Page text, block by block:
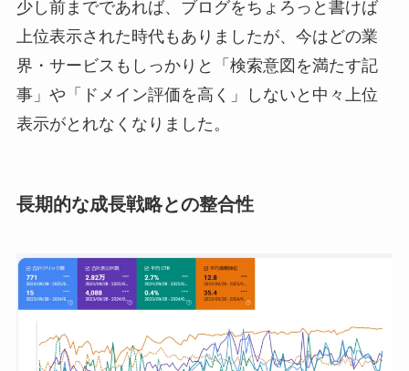
少し前までであれば、ブログをちょろっと書けば
上位表示された時代もありましたが、今はどの業
界・サービスもしっかりと「検索意図を満たす記
事」や「ドメイン評価を高く」しないと中々上位
表示がとれなくなりました。
長期的な成長戦略との整合性